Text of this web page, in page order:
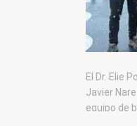
El Dr. Elie
Javier
equipo de